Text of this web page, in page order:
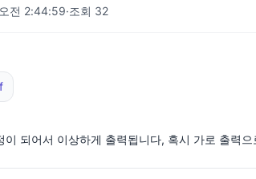
전 2:44:59·조회 32
이 되어서 이상하게 출력됩니다, 혹시 가로 출력